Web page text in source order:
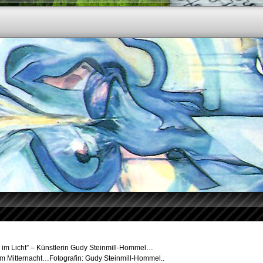
Licht” – Künstlerin Gudy Steinmill-Hommel…
Mitternacht…Fotografin: Gudy Steinmill-Hommel..